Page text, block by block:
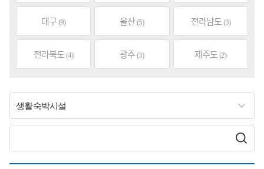
대구 (9) 울산 (5) 전라남도 (3)
전라북도 (4) 광주 (3) 제주도 (2)
생활숙박시설